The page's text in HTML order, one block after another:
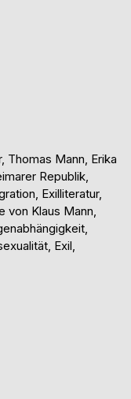
Thomas Mann, Erika
Republik,
Exilliteratur,
Klaus Mann,
Exil,